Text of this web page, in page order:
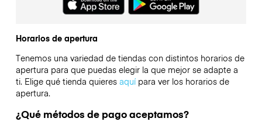
Horarios de apertura
Tenemos una variedad de tiendas con distintos horarios de
apertura para que puedas elegir la que mejor se adapte a
ti. Elige qué tienda quieres aquípara ver los horarios de
apertura.
¿Qué métodos de pago aceptamos?